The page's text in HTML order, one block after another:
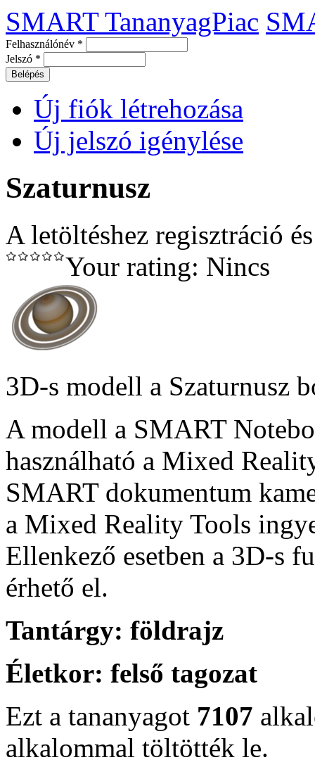
SMART TananyagPiac
Felhasználónév *
Jelszó *
Új fiók létrehozása
Új jelszó igénylése
Szaturnusz
A letöltéshez regisztráció
Your rating: Nincs
3D-s modell a Szaturnusz
A modell a SMART
használható a Mixed
SMART dokumentum
a Mixed Reality Tools
Ellenkező esetben a 3D-s
érhető el.
Tantárgy: földrajz
Életkor: felső tagozat
Ezt a tananyagot 7107
alkalommal töltötték le.